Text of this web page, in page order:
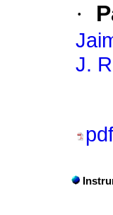
·
J.